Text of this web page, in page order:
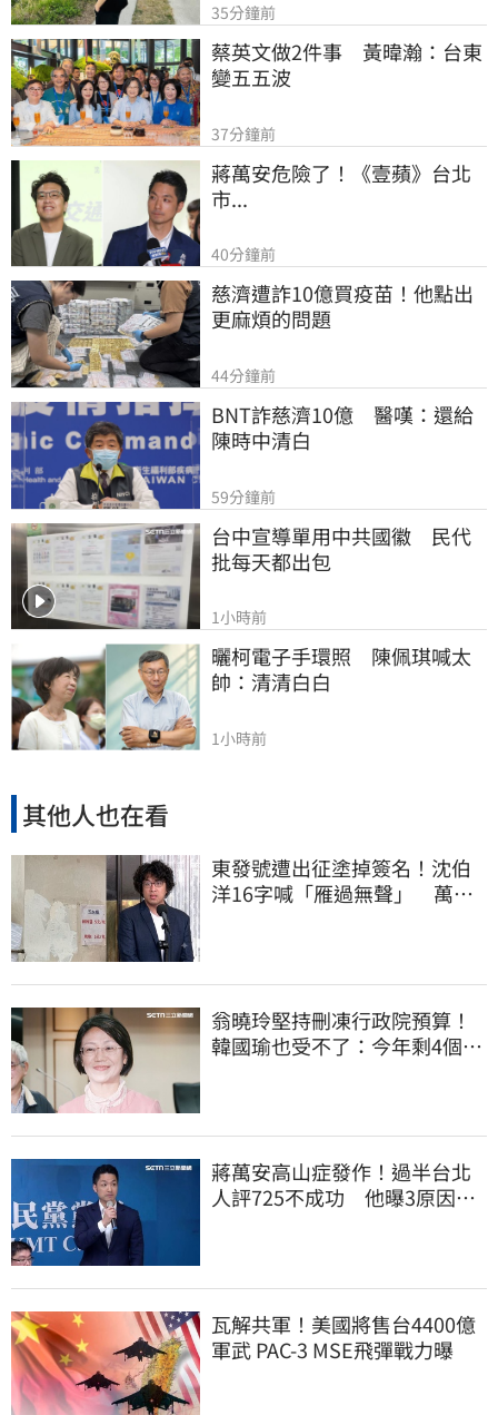
35分鐘前
蔡英文做2件事　黃暐瀚：台東
變五五波
37分鐘前
蔣萬安危險了！《壹蘋》台北
市...
40分鐘前
慈濟遭詐10億買疫苗！他點出
更麻煩的問題
44分鐘前
BNT詐慈濟10億　醫嘆：還給
陳時中清白
59分鐘前
台中宣導單用中共國徽　民代
批每天都出包
1小時前
曬柯電子手環照　陳佩琪喊太
帥：清清白白
1小時前
其他人也在看
東發號遭出征塗掉簽名！沈伯
洋16字喊「雁過無聲」 萬人
翁曉玲堅持刪凍行政院預算！
韓國瑜也受不了：今年剩4個月
蔣萬安高山症發作！過半台北
人評725不成功 他曝3原因：
瓦解共軍！美國將售台4400億
軍武 PAC-3 MSE飛彈戰力曝